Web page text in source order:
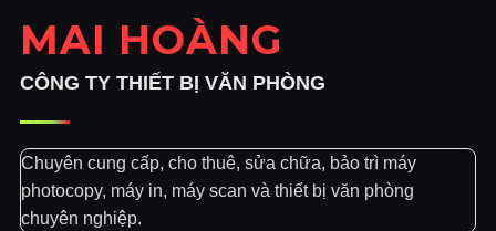
MAI HOÀNG
CÔNG TY THIẾT BỊ VĂN PHÒNG
Chuyên cung cấp, cho thuê, sửa chữa, bảo trì máy
photocopy, máy in, máy scan và thiết bị văn phòng
chuyên nghiệp.